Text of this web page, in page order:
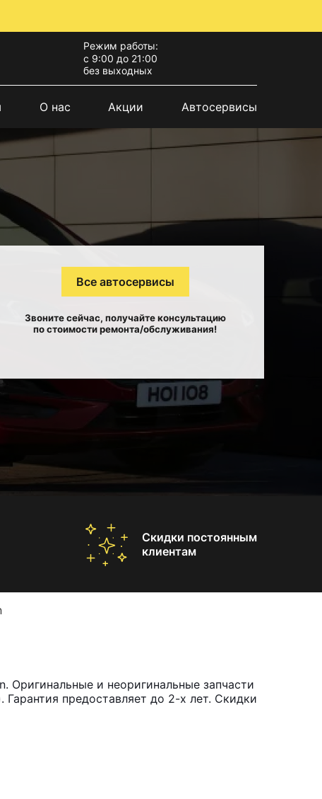
Режим работы:
с 9:00 до 21:00
без выходных
О нас Акции Автосервисы
Все автосервисы
Звоните сейчас, получайте консультацию
по стоимости ремонта/обслуживания!
Скидки постоянным
клиентам
Оригинальные и неоригинальные запчасти
предоставляет до 2-х лет. Скидки